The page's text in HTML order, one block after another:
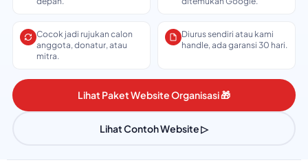
Cocok jadi rujukan calon
anggota, donatur, atau
mitra.
Diurus sendiri atau kami
handle, ada garansi 30 hari.
Lihat Paket Website Organisasi 🎁
Lihat Contoh Website ▷